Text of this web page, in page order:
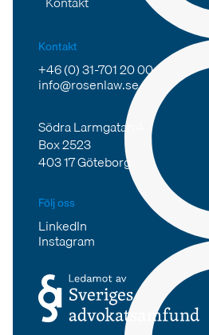
Kontakt
+46 (0) 31-701 20 00
info@rosenlaw.se
Södra Larmgatan 4
Box 2523
403 17 Göteborg
Följ oss
LinkedIn
Instagram